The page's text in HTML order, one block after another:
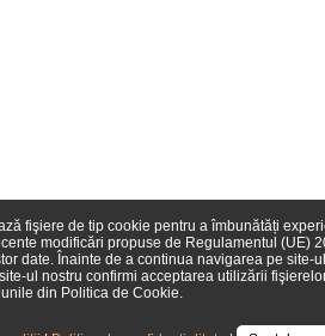
fişiere de tip cookie pentru a îmbunătăți
modificări propuse de Regulamentul
date. Înainte de a continua navigarea pe
ul nostru confirmi acceptarea utilizării
din Politica de Cookie.